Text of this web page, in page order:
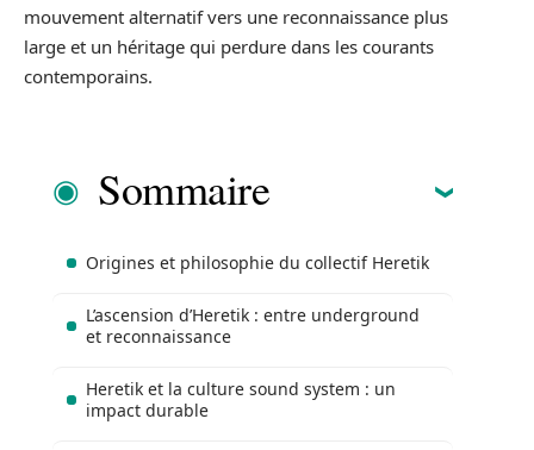
mouvement alternatif vers une reconnaissance plus
large et un héritage qui perdure dans les courants
contemporains.
Sommaire
Origines et philosophie du collectif Heretik
L’ascension d’Heretik : entre underground
et reconnaissance
Heretik et la culture sound system : un
impact durable